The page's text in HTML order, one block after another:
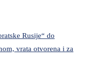
Rusije“ do
vrata otvorena i za